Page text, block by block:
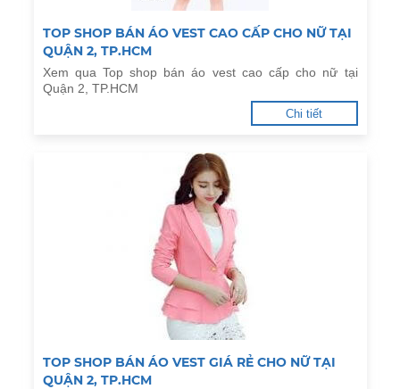
TOP SHOP BÁN ÁO VEST CAO CẤP CHO NỮ TẠI
QUẬN 2, TP.HCM
Xem qua Top shop bán áo vest cao cấp cho nữ tại
Quận 2, TP.HCM
Chi tiết
TOP SHOP BÁN ÁO VEST GIÁ RẺ CHO NỮ TẠI
QUẬN 2, TP.HCM